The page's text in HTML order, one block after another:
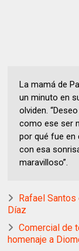
La mamá de
un minuto en
olviden.
como ese ser
por qué fue en
con esa
maravilloso”.
Rafael
Díaz
Comercial de
homenaje a